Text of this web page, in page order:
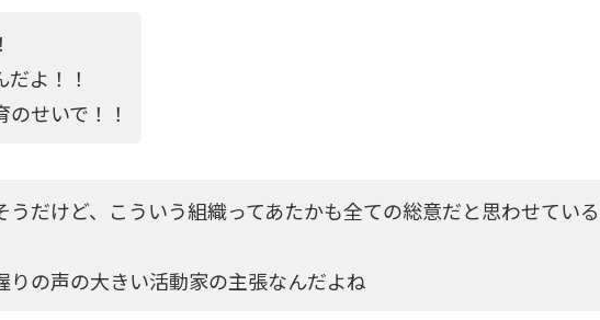
よ！！
せいで！！
うだけど、こういう組織ってあたかも全ての総意だと思わせてい
りの声の大きい活動家の主張なんだよね